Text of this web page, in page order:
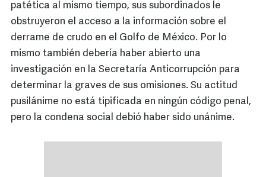
patética al mismo tiempo, sus subordinados le
obstruyeron el acceso a la información sobre el
derrame de crudo en el Golfo de México. Por lo
mismo también debería haber abierto una
investigación en la Secretaría Anticorrupción para
determinar la graves de sus omisiones. Su actitud
pusilánime no está tipificada en ningún código penal,
pero la condena social debió haber sido unánime.